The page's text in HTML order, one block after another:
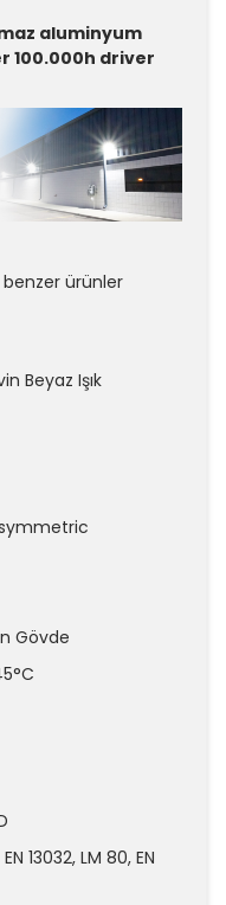
aluminyum
100.000h driver
benzer ürünler
Beyaz Işık
Gövde
13032, LM 80, EN